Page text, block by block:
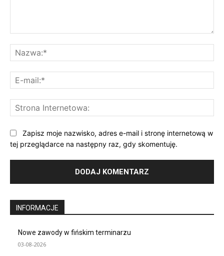
Zapisz moje nazwisko, adres e-mail i stronę internetową w
tej przeglądarce na następny raz, gdy skomentuję.
INFORMACJE
Nowe zawody w fińskim terminarzu
03-08-2026